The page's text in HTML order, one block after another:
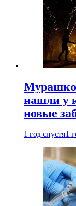
нашли у
новые
1 год спустя1